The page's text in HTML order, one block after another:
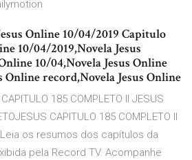
Online 10/04/2019 Capitulo
10/04/2019,Novela Jesus
10/04,Novela Jesus Online
Online record,Novela Jesus Online
185 COMPLETO ll JESUS
CAPITULO 185 COMPLETO ll
Leia os resumos dos capítulos da
pela Record TV. Acompanhe